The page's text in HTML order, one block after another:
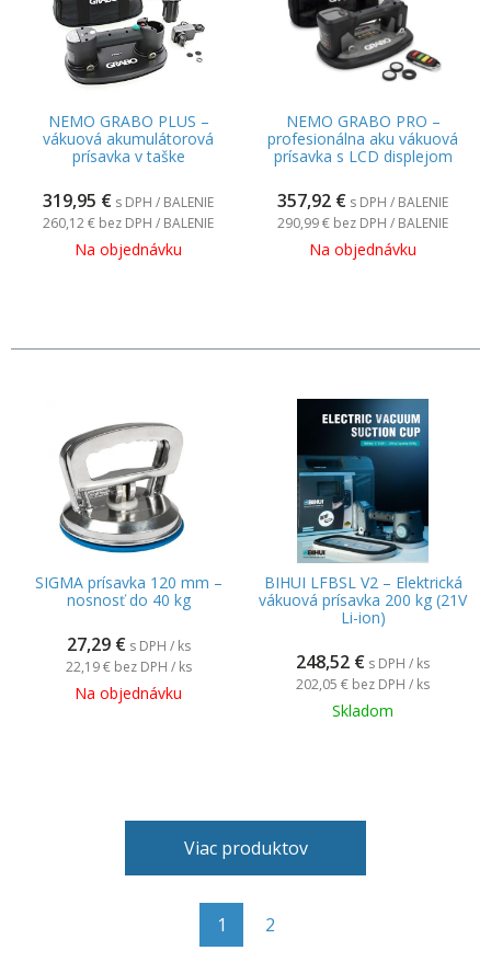
NEMO GRABO PLUS –
vákuová akumulátorová
prísavka v taške
319,95 € s DPH / BALENIE
260,12 € bez DPH / BALENIE
Na objednávku
NEMO GRABO PRO –
profesionálna aku vákuová
prísavka s LCD displejom
357,92 € s DPH / BALENIE
290,99 € bez DPH / BALENIE
Na objednávku
SIGMA prísavka 120 mm –
nosnosť do 40 kg
27,29 € s DPH / ks
22,19 € bez DPH / ks
Na objednávku
BIHUI LFBSL V2 – Elektrická
vákuová prísavka 200 kg (21V
Li-ion)
248,52 € s DPH / ks
202,05 € bez DPH / ks
Skladom
Viac produktov
1 2